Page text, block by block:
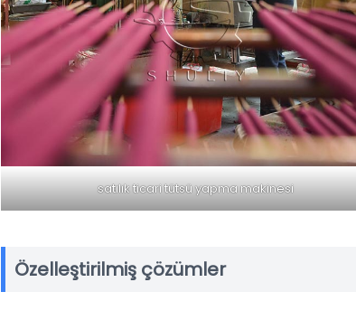
satılık ticari tütsü yapma makinesi
Özelleştirilmiş çözümler